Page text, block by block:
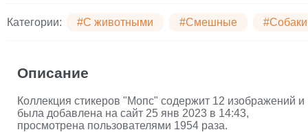
Категории: #С животными #Смешные #Собаки
Описание
Коллекция стикеров "Мопс" содержит 12 изображений и
была добавлена на сайт 25 янв 2023 в 14:43,
просмотрена пользователями 1954 раза.